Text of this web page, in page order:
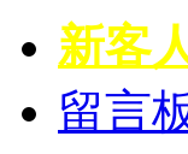
新客
留言